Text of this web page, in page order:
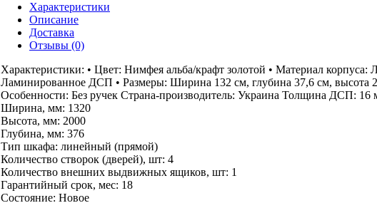
Характеристики
Описание
Доставка
Отзывы (0)
Характеристики: • Цвет: Нимфея альба/крафт золотой • Материал
Ламинированное ДСП • Размеры: Ширина 132 см, глубина 37,6 см, высота
Особенности: Без ручек Страна-производитель: Украина Толщина ДСП: 16
Ширина, мм: 1320
Высота, мм: 2000
Глубина, мм: 376
Тип шкафа: линейный (прямой)
Количество створок (дверей), шт: 4
Количество внешних выдвижных ящиков, шт: 1
Гарантийный срок, мес: 18
Состояние: Новое